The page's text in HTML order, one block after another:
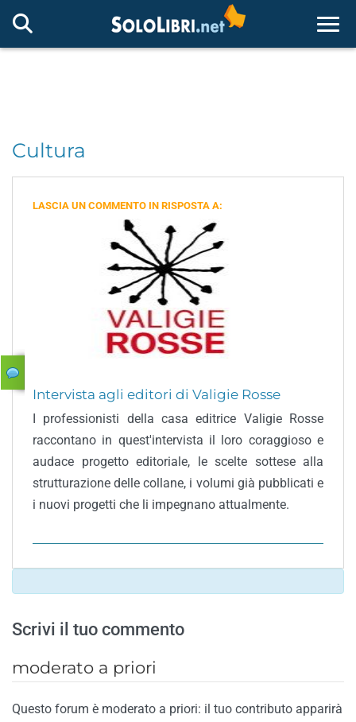
Cultura
LASCIA UN COMMENTO IN RISPOSTA A:
Intervista agli editori di Valigie Rosse
I professionisti della casa editrice Valigie Rosse
raccontano in quest'intervista il loro coraggioso e
audace progetto editoriale, le scelte sottese alla
strutturazione delle collane, i volumi già pubblicati e
i nuovi progetti che li impegnano attualmente.
Scrivi il tuo commento
moderato a priori
Questo forum è moderato a priori: il tuo contributo apparirà